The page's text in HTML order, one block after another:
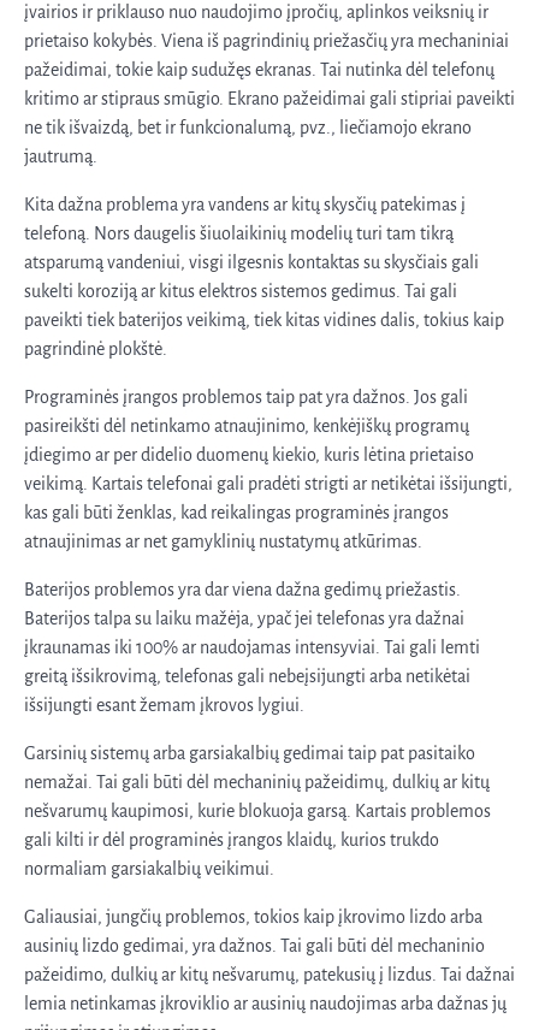
įvairios ir priklauso nuo naudojimo įpročių, aplinkos veiksnių ir
prietaiso kokybės. Viena iš pagrindinių priežasčių yra mechaniniai
pažeidimai, tokie kaip sudužęs ekranas. Tai nutinka dėl telefonų
kritimo ar stipraus smūgio. Ekrano pažeidimai gali stipriai paveikti
ne tik išvaizdą, bet ir funkcionalumą, pvz., liečiamojo ekrano
jautrumą.
Kita dažna problema yra vandens ar kitų skysčių patekimas į
telefoną. Nors daugelis šiuolaikinių modelių turi tam tikrą
atsparumą vandeniui, visgi ilgesnis kontaktas su skysčiais gali
sukelti koroziją ar kitus elektros sistemos gedimus. Tai gali
paveikti tiek baterijos veikimą, tiek kitas vidines dalis, tokius kaip
pagrindinė plokštė.
Programinės įrangos problemos taip pat yra dažnos. Jos gali
pasireikšti dėl netinkamo atnaujinimo, kenkėjiškų programų
įdiegimo ar per didelio duomenų kiekio, kuris lėtina prietaiso
veikimą. Kartais telefonai gali pradėti strigti ar netikėtai išsijungti,
kas gali būti ženklas, kad reikalingas programinės įrangos
atnaujinimas ar net gamyklinių nustatymų atkūrimas.
Baterijos problemos yra dar viena dažna gedimų priežastis.
Baterijos talpa su laiku mažėja, ypač jei telefonas yra dažnai
įkraunamas iki 100% ar naudojamas intensyviai. Tai gali lemti
greitą išsikrovimą, telefonas gali nebeįsijungti arba netikėtai
išsijungti esant žemam įkrovos lygiui.
Garsinių sistemų arba garsiakalbių gedimai taip pat pasitaiko
nemažai. Tai gali būti dėl mechaninių pažeidimų, dulkių ar kitų
nešvarumų kaupimosi, kurie blokuoja garsą. Kartais problemos
gali kilti ir dėl programinės įrangos klaidų, kurios trukdo
normaliam garsiakalbių veikimui.
Galiausiai, jungčių problemos, tokios kaip įkrovimo lizdo arba
ausinių lizdo gedimai, yra dažnos. Tai gali būti dėl mechaninio
pažeidimo, dulkių ar kitų nešvarumų, patekusių į lizdus. Tai dažnai
lemia netinkamas įkroviklio ar ausinių naudojimas arba dažnas jų